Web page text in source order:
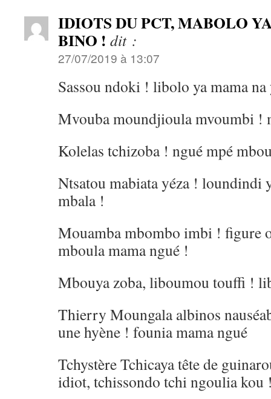
IDIOTS DU PCT, MABOLO
BINO ! dit :
27/07/2019 à 13:07
Sassou ndoki ! libolo ya mama
Mvouba moundjioula mvoumbi !
Kolelas tchizoba ! ngué mpé
Ntsatou mabiata yéza ! loundindi
mbala !
Mouamba mbombo imbi ! figure
mboula mama ngué !
Mbouya zoba, liboumou touffi !
Thierry Moungala albinos
une hyène ! founia mama ngué
Tchystère Tchicaya tête de
idiot, tchissondo tchi ngoulia kou